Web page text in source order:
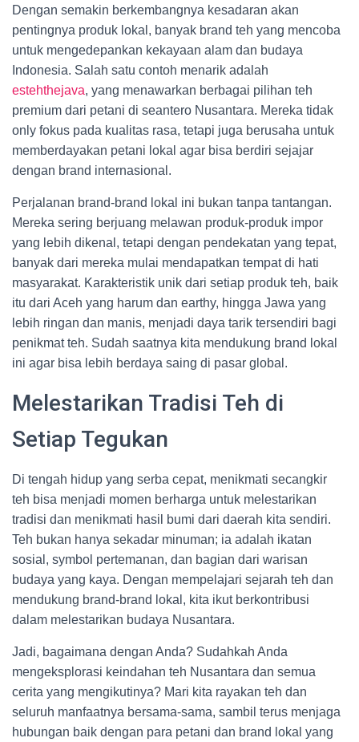
Dengan semakin berkembangnya kesadaran akan
pentingnya produk lokal, banyak brand teh yang mencoba
untuk mengedepankan kekayaan alam dan budaya
Indonesia. Salah satu contoh menarik adalah
estehthejava, yang menawarkan berbagai pilihan teh
premium dari petani di seantero Nusantara. Mereka tidak
only fokus pada kualitas rasa, tetapi juga berusaha untuk
memberdayakan petani lokal agar bisa berdiri sejajar
dengan brand internasional.
Perjalanan brand-brand lokal ini bukan tanpa tantangan.
Mereka sering berjuang melawan produk-produk impor
yang lebih dikenal, tetapi dengan pendekatan yang tepat,
banyak dari mereka mulai mendapatkan tempat di hati
masyarakat. Karakteristik unik dari setiap produk teh, baik
itu dari Aceh yang harum dan earthy, hingga Jawa yang
lebih ringan dan manis, menjadi daya tarik tersendiri bagi
penikmat teh. Sudah saatnya kita mendukung brand lokal
ini agar bisa lebih berdaya saing di pasar global.
Melestarikan Tradisi Teh di
Setiap Tegukan
Di tengah hidup yang serba cepat, menikmati secangkir
teh bisa menjadi momen berharga untuk melestarikan
tradisi dan menikmati hasil bumi dari daerah kita sendiri.
Teh bukan hanya sekadar minuman; ia adalah ikatan
sosial, symbol pertemanan, dan bagian dari warisan
budaya yang kaya. Dengan mempelajari sejarah teh dan
mendukung brand-brand lokal, kita ikut berkontribusi
dalam melestarikan budaya Nusantara.
Jadi, bagaimana dengan Anda? Sudahkah Anda
mengeksplorasi keindahan teh Nusantara dan semua
cerita yang mengikutinya? Mari kita rayakan teh dan
seluruh manfaatnya bersama-sama, sambil terus menjaga
hubungan baik dengan para petani dan brand lokal yang